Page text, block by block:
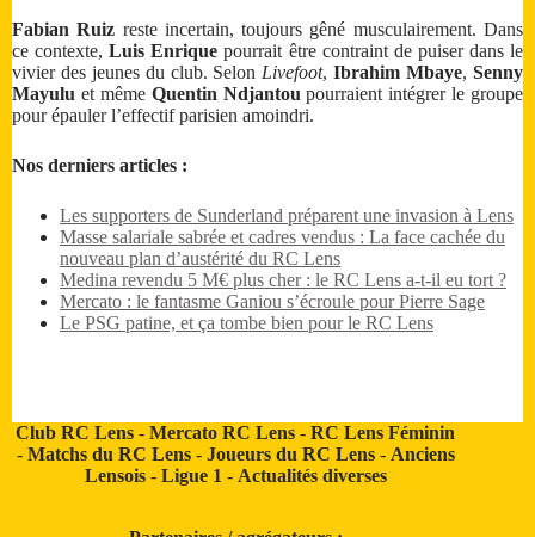
Fabian Ruiz reste incertain, toujours gêné musculairement. Dans
ce contexte,Luis Enrique pourrait être contraint de puiser dans le
vivier des jeunes du club. Selon Livefoot,Ibrahim Mbaye,Senny
Mayulu et même Quentin Ndjantou pourraient intégrer le groupe
pour épauler l’effectif parisien amoindri.
Nos derniers articles :
Les supporters de Sunderland préparent une invasion à Lens
Masse salariale sabrée et cadres vendus : La face cachée du
nouveau plan d’austérité du RC Lens
Medina revendu 5 M€ plus cher : le RC Lens a-t-il eu tort ?
Mercato : le fantasme Ganiou s’écroule pour Pierre Sage
Le PSG patine, et ça tombe bien pour le RC Lens
Club RC Lens -Mercato RC Lens -RC Lens Féminin
- Matchs du RC Lens- Joueurs du RC Lens- Anciens
Lensois- Ligue 1 - Actualités diverses